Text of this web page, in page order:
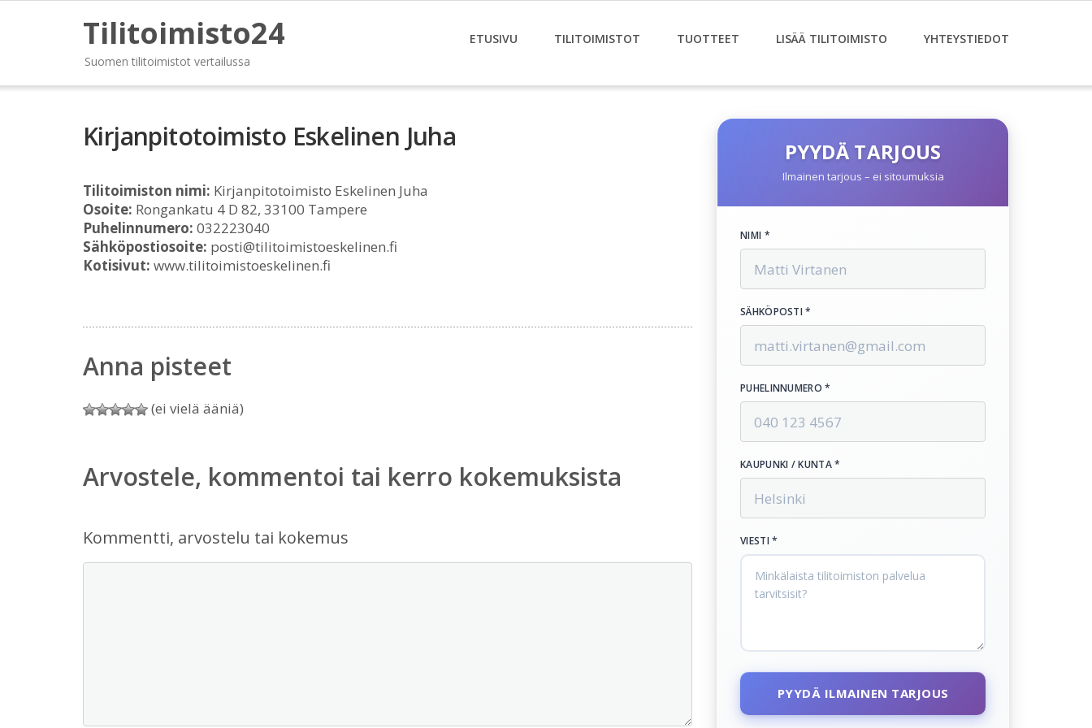
Tilitoimisto24
Suomen tilitoimistot vertailussa
ETUSIVU TILITOIMISTOT TUOTTEET LISÄÄ TILITOIMISTO YHTEYSTIEDOT
Kirjanpitotoimisto Eskelinen Juha
Tilitoimiston nimi: Kirjanpitotoimisto Eskelinen Juha
Osoite: Rongankatu 4 D 82, 33100 Tampere
Puhelinnumero: 032223040
Sähköpostiosoite: posti@tilitoimistoeskelinen.fi
Kotisivut: www.tilitoimistoeskelinen.fi
Anna pisteet
(ei vielä ääniä)
Arvostele, kommentoi tai kerro kokemuksista
Kommentti, arvostelu tai kokemus
PYYDÄ TARJOUS
Ilmainen tarjous – ei sitoumuksia
NIMI *
SÄHKÖPOSTI *
PUHELINNUMERO *
KAUPUNKI / KUNTA *
VIESTI *
PYYDÄ ILMAINEN TARJOUS